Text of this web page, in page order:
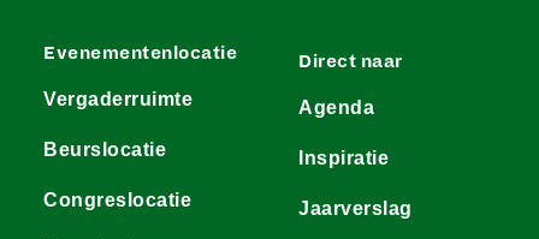
Evenementenlocatie
Vergaderruimte
Beurslocatie
Congreslocatie
Direct naar
Agenda
Inspiratie
Jaarverslag